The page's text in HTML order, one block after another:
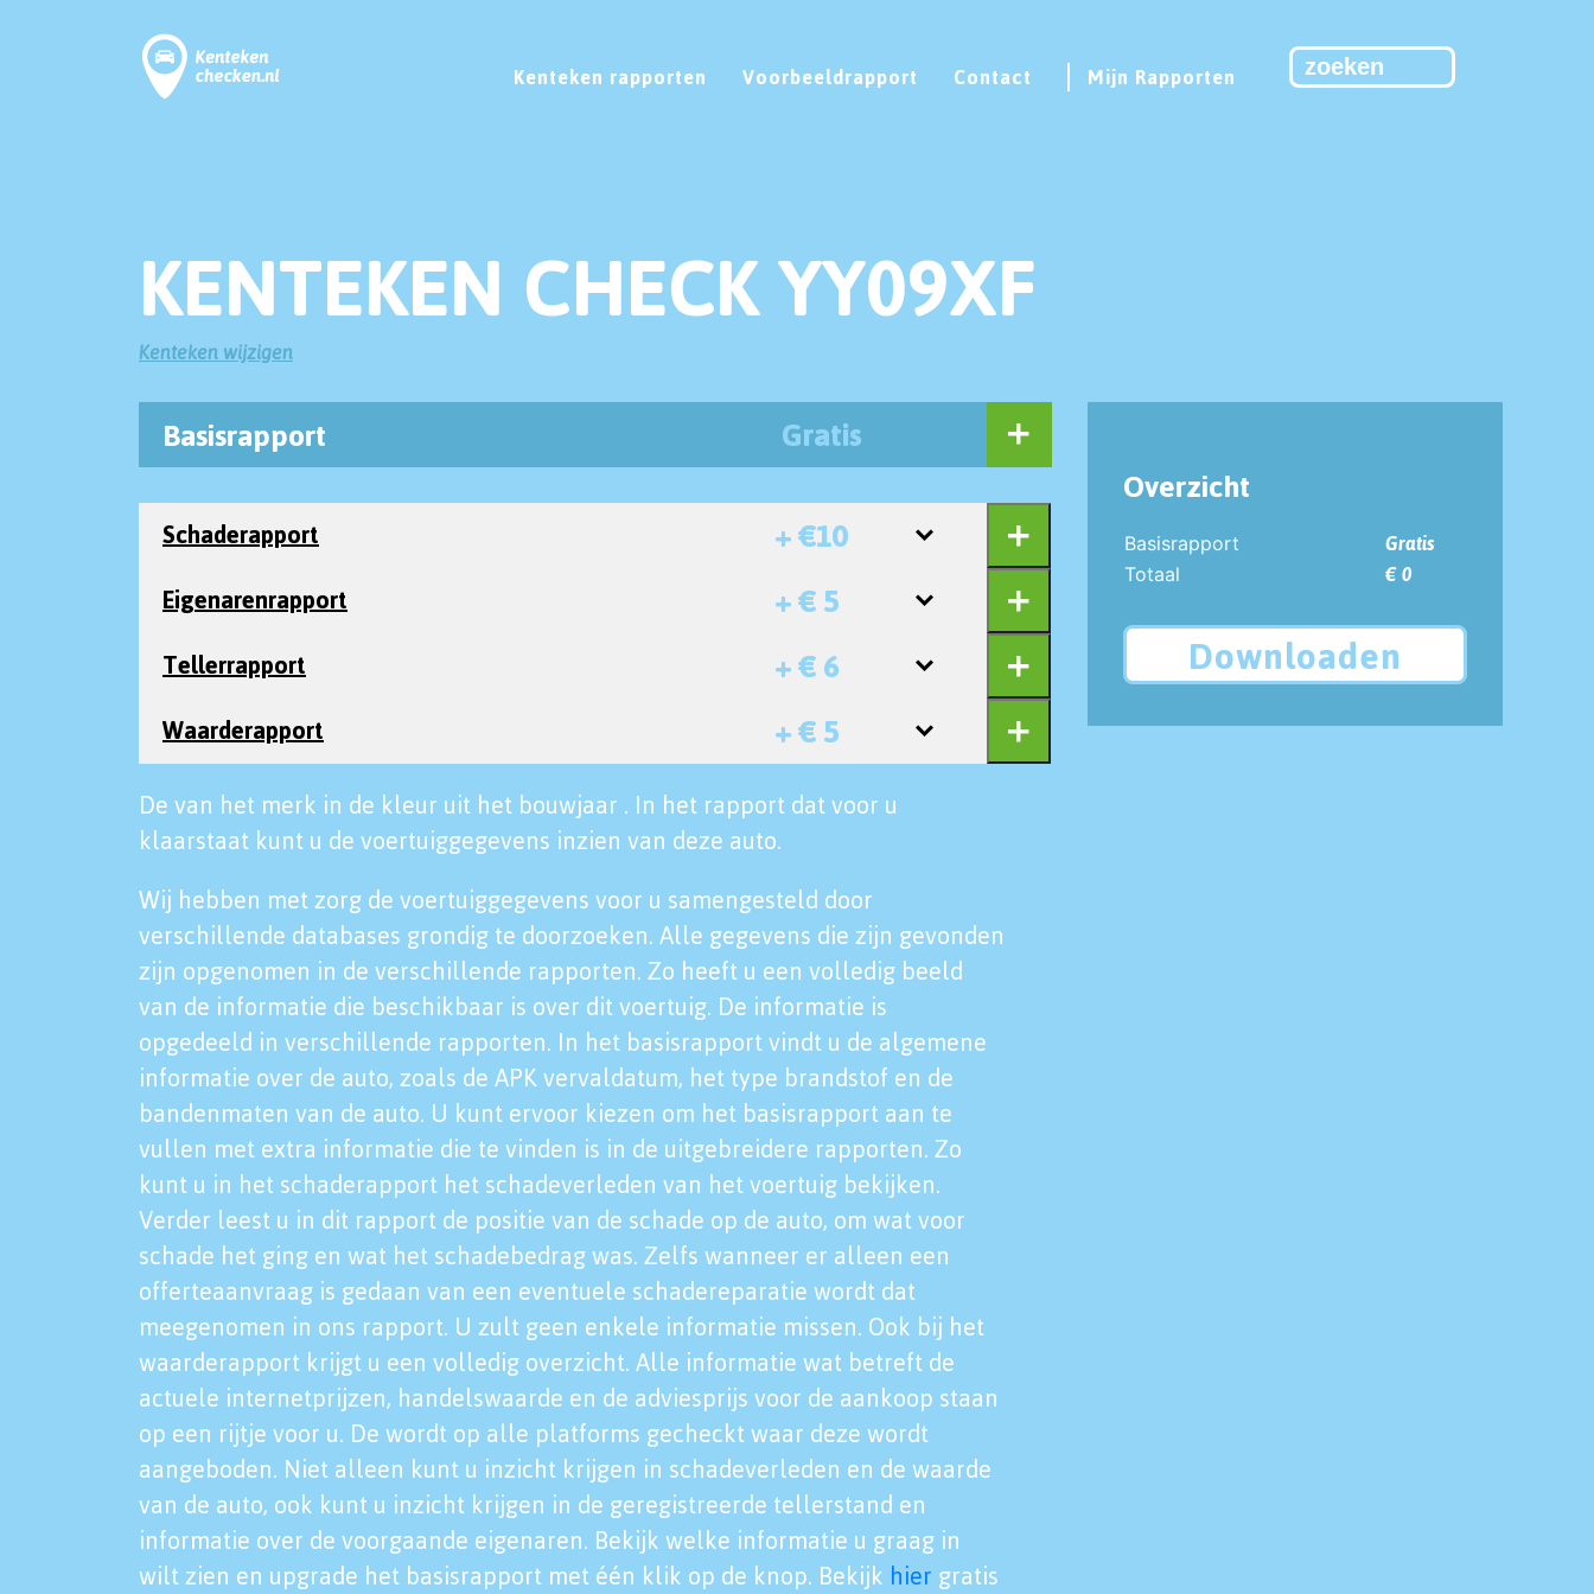
Kenteken rapporten Voorbeeldrapport Contact Mijn Rapporten
KENTEKEN CHECK YY09XF
Kenteken wijzigen
Basisrapport Gratis
Schaderapport + €10
Eigenarenrapport + € 5
Tellerrapport + € 6
Waarderapport + € 5
De van het merk in de kleur uit het bouwjaar . In het rapport dat voor u
klaarstaat kunt u de voertuiggegevens inzien van deze auto.
Wij hebben met zorg de voertuiggegevens voor u samengesteld door
verschillende databases grondig te doorzoeken. Alle gegevens die zijn gevonden
zijn opgenomen in de verschillende rapporten. Zo heeft u een volledig beeld
van de informatie die beschikbaar is over dit voertuig. De informatie is
opgedeeld in verschillende rapporten. In het basisrapport vindt u de algemene
informatie over de auto, zoals de APK vervaldatum, het type brandstof en de
bandenmaten van de auto. U kunt ervoor kiezen om het basisrapport aan te
vullen met extra informatie die te vinden is in de uitgebreidere rapporten. Zo
kunt u in het schaderapport het schadeverleden van het voertuig bekijken.
Verder leest u in dit rapport de positie van de schade op de auto, om wat voor
schade het ging en wat het schadebedrag was. Zelfs wanneer er alleen een
offerteaanvraag is gedaan van een eventuele schadereparatie wordt dat
meegenomen in ons rapport. U zult geen enkele informatie missen. Ook bij het
waarderapport krijgt u een volledig overzicht. Alle informatie wat betreft de
actuele internetprijzen, handelswaarde en de adviesprijs voor de aankoop staan
op een rijtje voor u. De wordt op alle platforms gecheckt waar deze wordt
aangeboden. Niet alleen kunt u inzicht krijgen in schadeverleden en de waarde
van de auto, ook kunt u inzicht krijgen in de geregistreerde tellerstand en
informatie over de voorgaande eigenaren. Bekijk welke informatie u graag in
wilt zien en upgrade het basisrapport met één klik op de knop. Bekijk hier gratis
Overzicht
Basisrapport
Gratis
Totaal
€ 0
Downloaden